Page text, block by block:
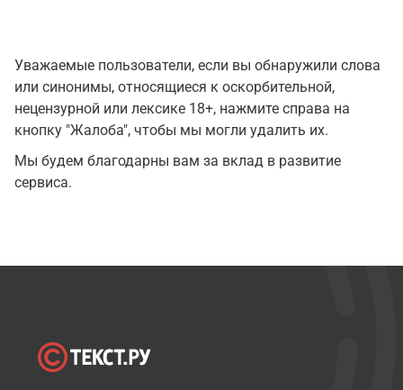
Уважаемые пользователи, если вы обнаружили слова
или синонимы, относящиеся к оскорбительной,
нецензурной или лексике 18+, нажмите справа на
кнопку "Жалоба", чтобы мы могли удалить их.
Мы будем благодарны вам за вклад в развитие
сервиса.